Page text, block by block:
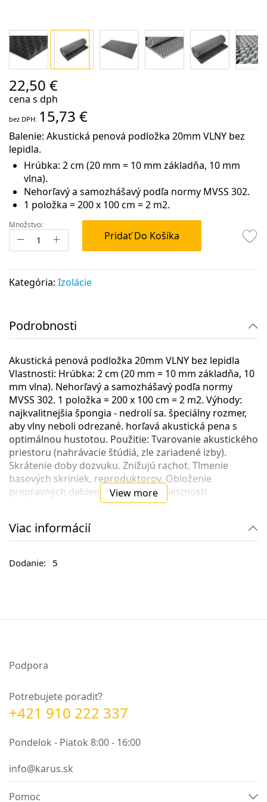
na
začiatok
galérie
22,50 €
cena s dph
15,73 €
Balenie: Akustická penová podložka 20mm VLNY bez
lepidla.
Hrúbka: 2 cm (20 mm = 10 mm základňa, 10 mm
vlna).
Nehorľavý a samozhášavý podľa normy MVSS 302.
1 položka = 200 x 100 cm = 2 m2.
Množstvo:
Pridať Do Košíka
Kategória: Izolácie
Podrobnosti
Akustická penová podložka 20mm VLNY bez lepidla
Vlastnosti: Hrúbka: 2 cm (20 mm = 10 mm základňa, 10
mm vlna). Nehorľavý a samozhášavý podľa normy
MVSS 302. 1 položka = 200 x 100 cm = 2 m2. Výhody:
najkvalitnejšia špongia - nedrolí sa. špeciálny rozmer,
aby vlny neboli odrezané. horľavá akustická pena s
optimálnou hustotou. Použitie: Tvarovanie akustického
priestoru (nahrávacie štúdiá, zle zariadené izby).
Skrátenie doby dozvuku. Znižujú rachot. Tlmenie
basových skriniek, reproduktorov. Obloženie
prepravných debien. Zvukotesné miestnosti
(vyrovnanie tlaku). Nepráši sa.
View more
Viac informácií
5
Podpora
Potrebujete poradiť?
+421 910 222 337
Pondelok - Piatok 8:00 - 16:00
info@karus.sk
Pomoc